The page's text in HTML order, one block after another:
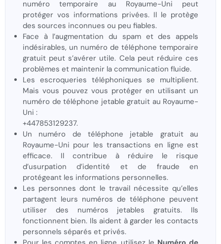
numéro temporaire au Royaume-Uni peut
protéger vos informations privées. Il le protège
des sources inconnues ou peu fiables.
Face à l’augmentation du spam et des appels
indésirables, un numéro de téléphone temporaire
gratuit peut s’avérer utile. Cela peut réduire ces
problèmes et maintenir la communication fluide.
Les escroqueries téléphoniques se multiplient.
Mais vous pouvez vous protéger en utilisant un
numéro de téléphone jetable gratuit au Royaume-
Uni :
+447853129237.
Un numéro de téléphone jetable gratuit au
Royaume-Uni pour les transactions en ligne est
efficace. Il contribue à réduire le risque
d’usurpation d’identité et de fraude en
protégeant les informations personnelles.
Les personnes dont le travail nécessite qu’elles
partagent leurs numéros de téléphone peuvent
utiliser des numéros jetables gratuits. Ils
fonctionnent bien. Ils aident à garder les contacts
personnels séparés et privés.